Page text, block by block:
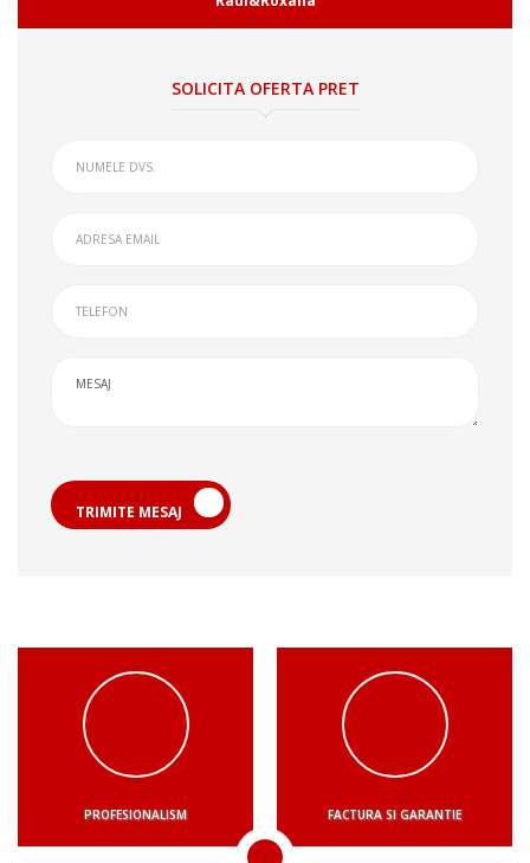
SOLICITA OFERTA PRET
TRIMITE MESAJ
PROFESIONALISM FACTURA SI GARANTIE